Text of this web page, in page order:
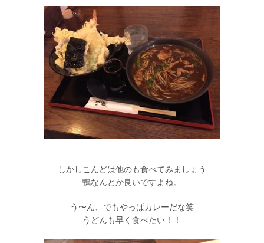
しかしこんどは他のも食べてみましょう
鴨なんとか良いですよね。
う〜ん、でもやっぱカレーだな笑
うどんも早く食べたい！！